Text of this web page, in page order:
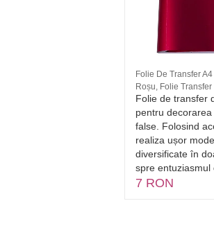
Folie De Transfer
Roșu, Folie Transfer
Folie de transfer
pentru
false. Folosind
realiza ușor
diversificate în
spre entuziasmul
7 RON